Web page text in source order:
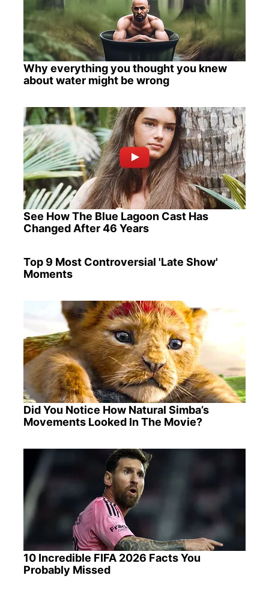
Why everything you thought you knew
about water might be wrong
See How The Blue Lagoon Cast Has
Changed After 46 Years
Top 9 Most Controversial 'Late Show'
Moments
Did You Notice How Natural Simba’s
Movements Looked In The Movie?
10 Incredible FIFA 2026 Facts You
Probably Missed